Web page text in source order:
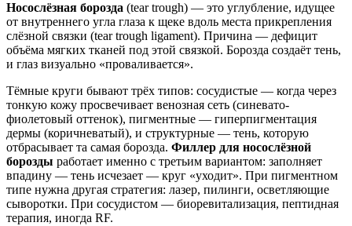
Носослёзная борозда (tear trough) — это углубление, идущее
от внутреннего угла глаза к щеке вдоль места прикрепления
слёзной связки (tear trough ligament). Причина — дефицит
объёма мягких тканей под этой связкой. Борозда создаёт тень,
и глаз визуально «проваливается».
Тёмные круги бывают трёх типов: сосудистые — когда через
тонкую кожу просвечивает венозная сеть (синевато-
фиолетовый оттенок), пигментные — гиперпигментация
дермы (коричневатый), и структурные — тень, которую
отбрасывает та самая борозда. Филлер для носослёзной
борозды работает именно с третьим вариантом: заполняет
впадину — тень исчезает — круг «уходит». При пигментном
типе нужна другая стратегия: лазер, пилинги, осветляющие
сыворотки. При сосудистом — биоревитализация, пептидная
терапия, иногда RF.